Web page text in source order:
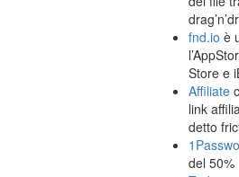
fnd.io è
Store e
Affiliate
link
detto
del 50%